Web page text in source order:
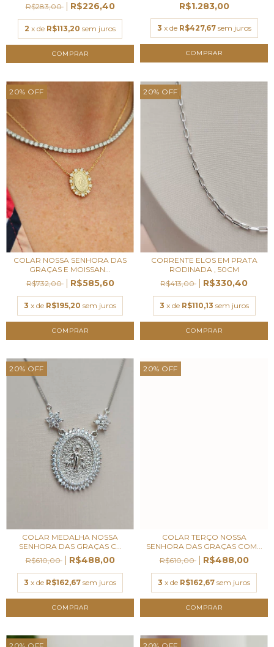
R$283,00
R$226,40
2 x de R$113,20 sem juros
R$1.283,00
3 x de R$427,67 sem juros
20% OFF
COLAR NOSSA SENHORA DAS
GRAÇAS E MOISSAN...
R$732,00
R$585,60
3 x de R$195,20 sem juros
20% OFF
CORRENTE ELOS EM PRATA
RODINADA , 50CM
R$413,00
R$330,40
3 x de R$110,13 sem juros
20% OFF
COLAR MEDALHA NOSSA
SENHORA DAS GRAÇAS C...
R$610,00
R$488,00
3 x de R$162,67 sem juros
20% OFF
COLAR TERÇO NOSSA
SENHORA DAS GRAÇAS COM...
R$610,00
R$488,00
3 x de R$162,67 sem juros